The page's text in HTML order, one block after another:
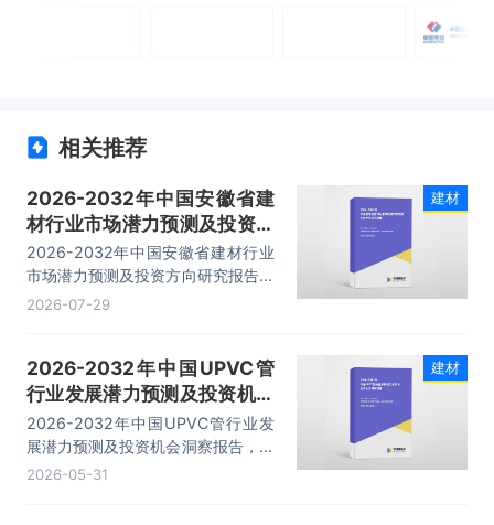
相关推荐
2026-2032年中国安徽省建
材行业市场潜力预测及投资方
向研究报告
2026-2032年中国安徽省建材行业
市场潜力预测及投资方向研究报告，
主要包括细分行业概况、重点企业经
2026-07-29
建材
2026-2032年中国UPVC管
行业发展潜力预测及投资机会
洞察报告
2026-2032年中国UPVC管行业发
展潜力预测及投资机会洞察报告，主
要包括行业产业链分析、生产厂商竞
2026-05-31
建材